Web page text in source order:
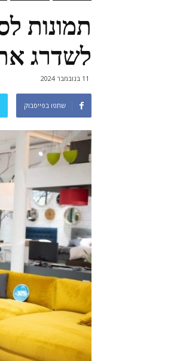
תמונות
לשדרג
11 בנובמבר 2024
שתפו בפייסבוק